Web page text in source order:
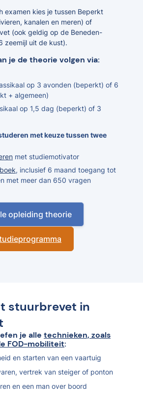
examen kies je tussen Beperkt
kanalen en meren) of
(ook geldig op de Beneden-
zeemijl uit de kust).
je de theorie volgen via:
op 3 avonden (beperkt) of 6
+ algemeen)
op 1,5 dag (beperkt) of 3
met keuze tussen twee
met studiemotivator
, inclusief 6 maand toegang tot
met meer dan 650 vragen
opleiding theorie
stuurbrevet in
je alle technieken, zoals
FOD-mobiliteit:
en starten van een vaartuig
vertrek van steiger of ponton
en een man over boord